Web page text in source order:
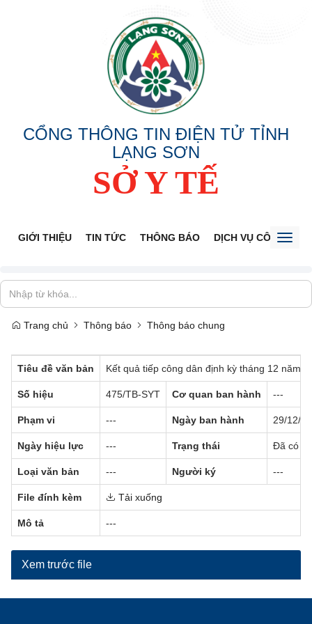
CỔNG THÔNG TIN ĐIỆN TỬ TỈNH
LẠNG SƠN
SỞ Y TẾ
GIỚI THIỆU TIN TỨC THÔNG BÁO DỊCH VỤ CÔNG
Trang chủ Thông báo Thông báo chung
Tiêu đề văn bản Kết quả tiếp công dân định kỳ tháng 12 năm
Số hiệu 475/TB-SYT Cơ quan ban hành ---
Phạm vi --- Ngày ban hành 29/12/
Ngày hiệu lực --- Trạng thái Đã có
Loại văn bản --- Người ký ---
File đính kèm Tải xuống
Mô tả ---
Xem trước file